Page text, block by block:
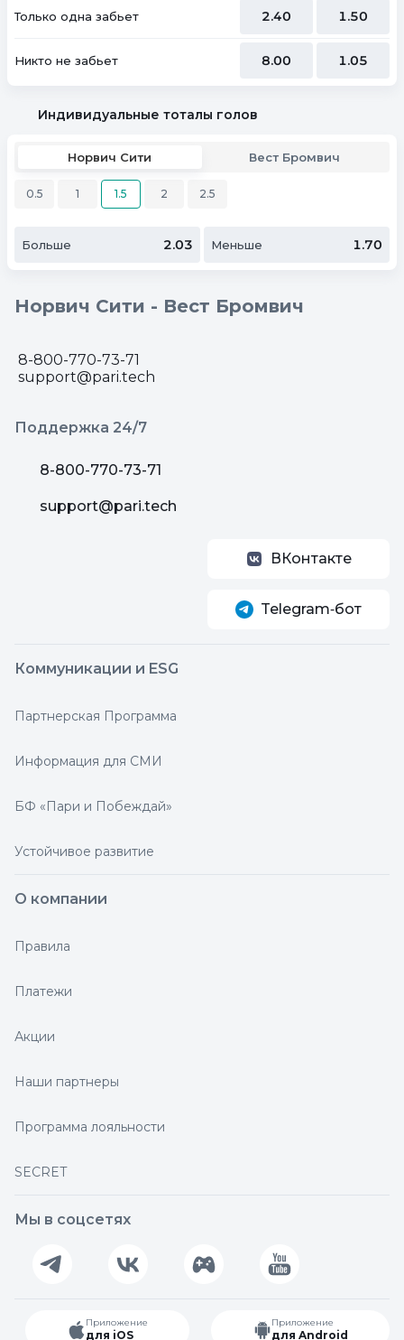
Только одна забьет 2.40 1.50
Никто не забьет 8.00 1.05
Индивидуальные тоталы голов
Норвич Сити Вест Бромвич
0.5 1 1.5 2 2.5
Больше 2.03 Меньше 1.70
Норвич Сити - Вест Бромвич
8-800-770-73-71
support@pari.tech
Поддержка 24/7
8-800-770-73-71
support@pari.tech
ВКонтакте
Telegram‑бот
Коммуникации и ESG
Партнерская Программа
Информация для СМИ
БФ «Пари и Побеждай»
Устойчивое развитие
О компании
Правила
Платежи
Акции
Наши партнеры
Программа лояльности
SECRET
Мы в соцсетях
Приложение
для iOS
Приложение
для Android